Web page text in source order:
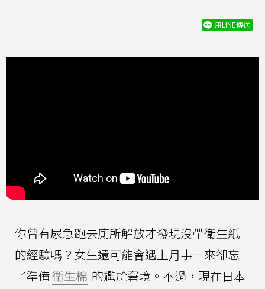
用LINE傳送
你曾有尿急跑去廁所解放才發現沒帶衛生紙
的經驗嗎？女生還可能會遇上月事一來卻忘
了準備衛生棉 的尷尬窘境。不過，現在日本